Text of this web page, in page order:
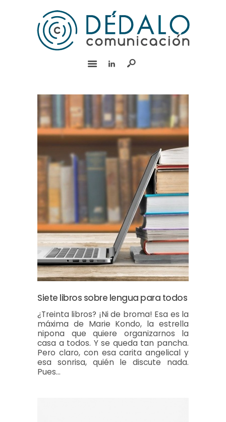
INICIO
SERVICIOS
CONTACTO
English
Siete libros sobre lengua para todos
¿Treinta libros? ¡Ni de broma! Esa es la
máxima de Marie Kondo, la estrella
nipona que quiere organizarnos la
casa a todos. Y se queda tan pancha.
Pero claro, con esa carita angelical y
esa sonrisa, quién le discute nada.
Pues…